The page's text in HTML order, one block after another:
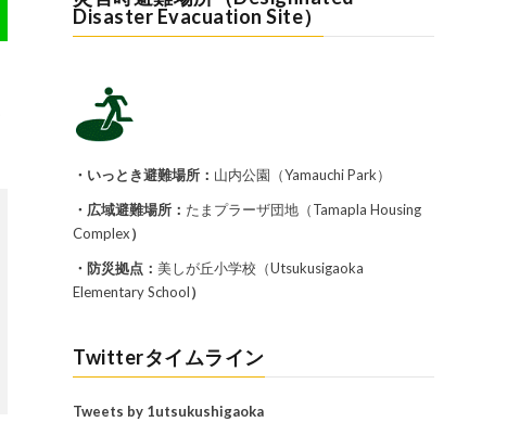
Disaster Evacuation Site）
・いっとき避難場所： 山内公園（Yamauchi Park）
・広域避難場所： たまプラーザ団地（Tamapla Housing
Complex）
・防災拠点：美しが丘小学校（Utsukusigaoka
Elementary School）
Twitterタイムライン
Tweets by 1utsukushigaoka